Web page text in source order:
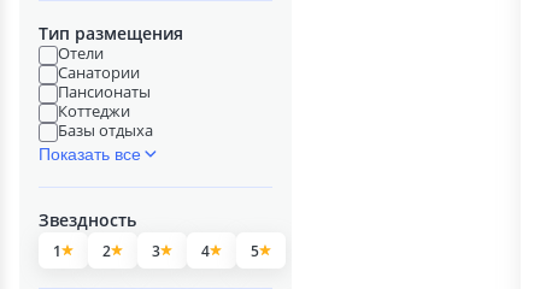
Тип размещения
Отели
Санатории
Пансионаты
Коттеджи
Базы отдыха
Показать все
Звездность
1 2 3 4 5